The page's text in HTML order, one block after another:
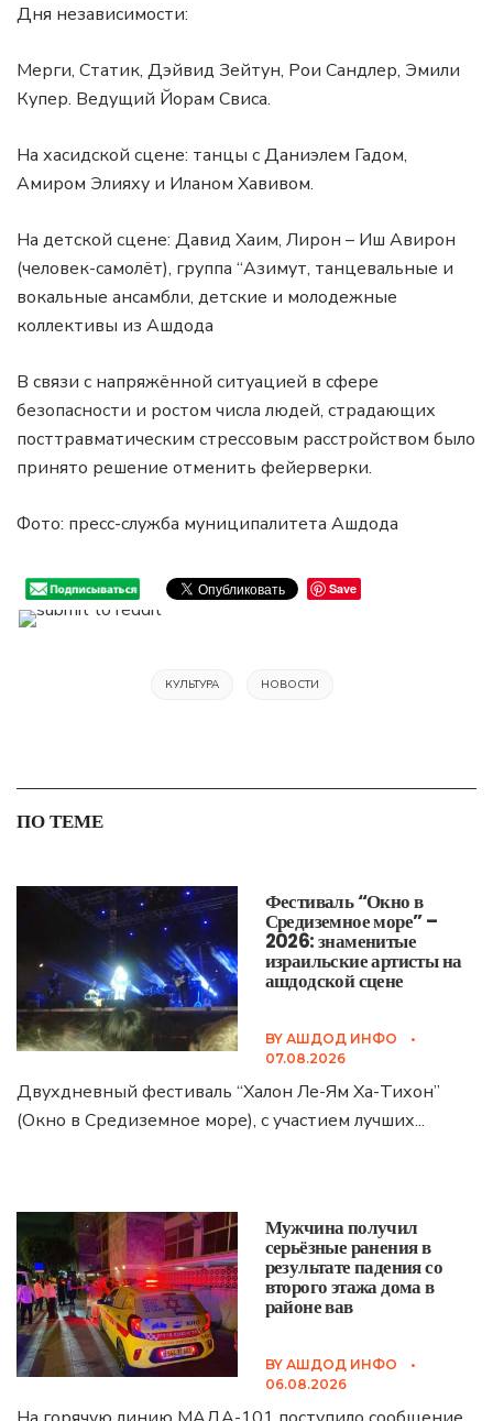
Дня независимости:
Мерги, Статик, Дэйвид Зейтун, Рои Сандлер, Эмили
Купер. Ведущий Йорам Свиса.
На хасидской сцене: танцы с Даниэлем Гадом,
Амиром Элияху и Иланом Хавивом.
На детской сцене: Давид Хаим, Лирон – Иш Авирон
(человек-самолёт), группа “Азимут, танцевальные и
вокальные ансамбли, детские и молодежные
коллективы из Ашдода
В связи с напряжённой ситуацией в сфере
безопасности и ростом числа людей, страдающих
посттравматическим стрессовым расстройством было
принято решение отменить фейерверки.
Фото: пресс-служба муниципалитета Ашдода
Save
КУЛЬТУРА НОВОСТИ
ПО ТЕМЕ
Фестиваль “Окно в
Средиземное море” –
2026: знаменитые
израильские артисты на
ашдодской сцене
BY АШДОД ИНФО
•
07.08.2026
Двухдневный фестиваль “Халон Ле-Ям Ха-Тихон”
(Окно в Средиземное море), с участием лучших...
Мужчина получил
серьёзные ранения в
результате падения со
второго этажа дома в
районе вав
BY АШДОД ИНФО
•
06.08.2026